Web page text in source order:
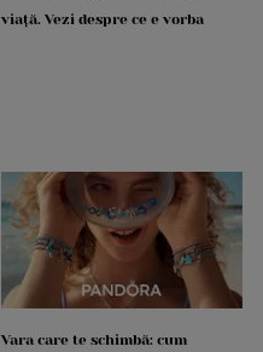
viață. Vezi despre ce e vorba
Vara care te schimbă: cum